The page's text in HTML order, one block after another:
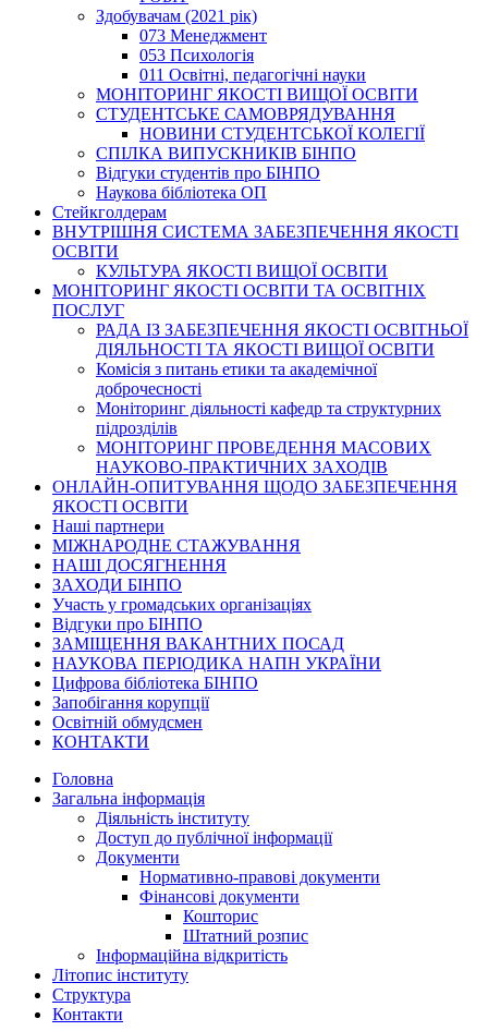
Здобувачам (2021 рік)
073 Менеджмент
053 Психологія
011 Освітні, педагогічні науки
МОНІТОРИНГ ЯКОСТІ ВИЩОЇ ОСВІТИ
СТУДЕНТСЬКЕ САМОВРЯДУВАННЯ
НОВИНИ СТУДЕНТСЬКОЇ КОЛЕГІЇ
СПІЛКА ВИПУСКНИКІВ БІНПО
Відгуки студентів про БІНПО
Наукова бібліотека ОП
Стейкголдерам
ВНУТРІШНЯ СИСТЕМА ЗАБЕЗПЕЧЕННЯ ЯКОСТІ
ОСВІТИ
КУЛЬТУРА ЯКОСТІ ВИЩОЇ ОСВІТИ
МОНІТОРИНГ ЯКОСТІ ОСВІТИ ТА ОСВІТНІХ
ПОСЛУГ
РАДА ІЗ ЗАБЕЗПЕЧЕННЯ ЯКОСТІ ОСВІТНЬОЇ
ДІЯЛЬНОСТІ ТА ЯКОСТІ ВИЩОЇ ОСВІТИ
Комісія з питань етики та академічної
доброчесності
Моніторинг діяльності кафедр та структурних
підрозділів
МОНІТОРИНГ ПРОВЕДЕННЯ МАСОВИХ
НАУКОВО-ПРАКТИЧНИХ ЗАХОДІВ
ОНЛАЙН-ОПИТУВАННЯ ЩОДО ЗАБЕЗПЕЧЕННЯ
ЯКОСТІ ОСВІТИ
Наші партнери
МІЖНАРОДНЕ СТАЖУВАННЯ
НАШІ ДОСЯГНЕННЯ
ЗАХОДИ БІНПО
Участь у громадських організаціях
Відгуки про БІНПО
ЗАМІЩЕННЯ ВАКАНТНИХ ПОСАД
НАУКОВА ПЕРІОДИКА НАПН УКРАЇНИ
Цифрова бібліотека БІНПО
Запобігання корупції
Освітній обмудсмен
КОНТАКТИ
Головна
Загальна інформація
Діяльність інституту
Доступ до публічної інформації
Документи
Нормативно-правові документи
Фінансові документи
Кошторис
Штатний розпис
Інформаційна відкритість
Літопис інституту
Структура
Контакти